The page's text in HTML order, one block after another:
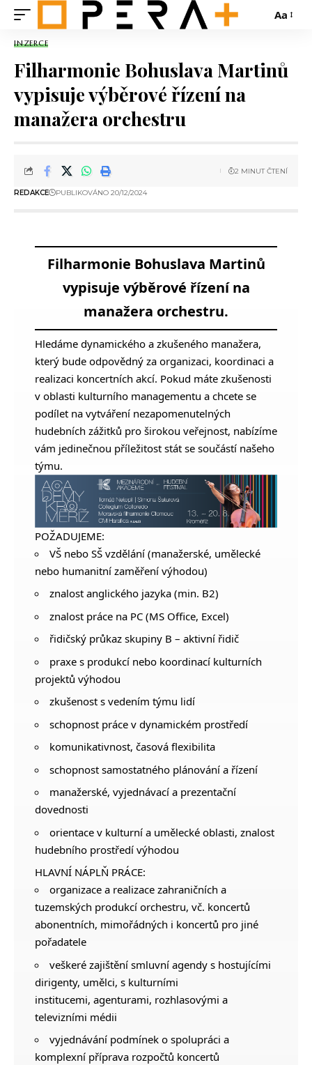
Aa
INZERCE
Filharmonie Bohuslava Martinů
vypisuje výběrové řízení na
manažera orchestru
REDAKCE PUBLIKOVÁNO 20/12/2024
2 MINUT ČTENÍ
Filharmonie Bohuslava Martinů
vypisuje výběrové řízení na
manažera orchestru.
Hledáme dynamického a zkušeného manažera,
který bude odpovědný za organizaci, koordinaci a
realizaci koncertních akcí. Pokud máte zkušenosti
v oblasti kulturního managementu a chcete se
podílet na vytváření nezapomenutelných
hudebních zážitků pro širokou veřejnost, nabízíme
vám jedinečnou příležitost stát se součástí našeho
týmu.
POŽADUJEME:
VŠ nebo SŠ vzdělání (manažerské, umělecké
nebo humanitní zaměření výhodou)
znalost anglického jazyka (min. B2)
znalost práce na PC (MS Office, Excel)
řidičský průkaz skupiny B – aktivní řidič
praxe s produkcí nebo koordinací kulturních
projektů výhodou
zkušenost s vedením týmu lidí
schopnost práce v dynamickém prostředí
komunikativnost, časová flexibilita
schopnost samostatného plánování a řízení
manažerské, vyjednávací a prezentační
dovednosti
orientace v kulturní a umělecké oblasti, znalost
hudebního prostředí výhodou
HLAVNÍ NÁPLŇ PRÁCE:
organizace a realizace zahraničních a
tuzemských produkcí orchestru, vč. koncertů
abonentních, mimořádných i koncertů pro jiné
pořadatele
veškeré zajištění smluvní agendy s hostujícími
dirigenty, umělci, s kulturními
institucemi, agenturami, rozhlasovými a
televizními médii
vyjednávání podmínek o spolupráci a
komplexní příprava rozpočtů koncertů